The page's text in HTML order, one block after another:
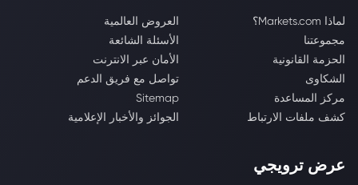
لماذا Markets.com؟
العروض العالمية
مجموعتنا
الأسئلة الشائعة
الحزمة القانونية
الأمان عبر الانترنت
الشكاوى
تواصل مع فريق الدعم
مركز المساعدة
Sitemap
كشف ملفات الارتباط
الجوائز والأخبار الإعلامية
عرض ترويجي